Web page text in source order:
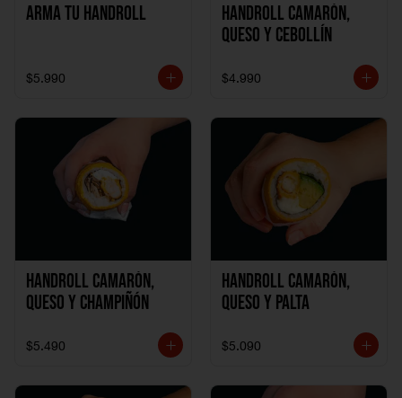
Arma tu handroll
$5.990
Handroll Camarón,
Queso y Cebollín
$4.990
Handroll Camarón,
Queso y Champiñón
$5.490
Handroll Camarón,
Queso y Palta
$5.090